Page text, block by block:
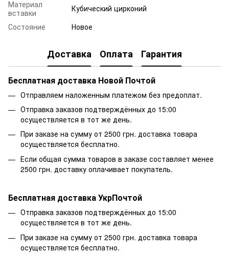
Материал
вставки
Кубический цирконий
Состояние
Новое
Доставка Оплата Гарантия
Бесплатная доставка Новой Почтой
Отправляем наложенным платежом без предоплат.
Отправка заказов подтверждённых до 15:00
осуществляется в тот же день.
При заказе на сумму от 2500 грн. доставка товара
осуществляется бесплатно.
Если общая сумма товаров в заказе составляет менее
2500 грн. доставку оплачивает покупатель.
Бесплатная доставка УкрПочтой
Отправка заказов подтверждённых до 15:00
осуществляется в тот же день.
При заказе на сумму от 2500 грн. доставка товара
осуществляется бесплатно.